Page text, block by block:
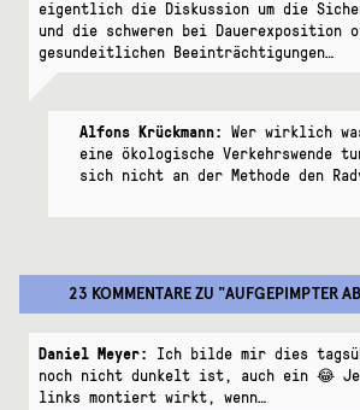
eigentlich die Diskussion um die
und die schweren bei
gesundeitlichen Beeinträchtigungen…
Alfons Krückmann: Wer wirklich
eine ökologische
sich nicht an der Methode den
23 KOMMENTAREZU "AUFGEPIMPTER
Daniel Meyer: Ich bilde mir dies
noch nicht dunkelt ist, auch ein 😂
links montiert wirkt, wenn…